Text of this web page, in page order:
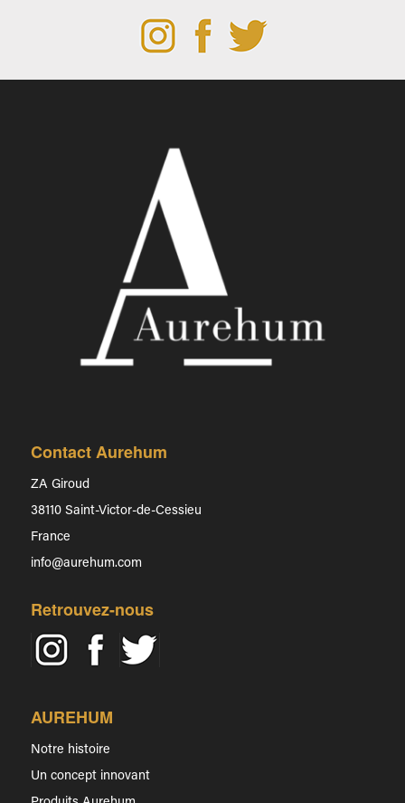
Contact Aurehum
ZA Giroud
38110 Saint-Victor-de-Cessieu
France
info@aurehum.com
Retrouvez-nous
AUREHUM
Notre histoire
Un concept innovant